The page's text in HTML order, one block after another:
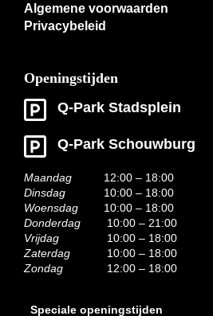
Algemene voorwaarden
Privacybeleid
Openingstijden
Q-Park Stadsplein
Q-Park Schouwburg
Maandag
12:00 – 18:00
Dinsdag
10:00 – 18:00
Woensdag
10:00 – 18:00
Donderdag
10:00 – 21:00
Vrijdag
10:00 – 18:00
Zaterdag
10:00 – 18:00
Zondag
12:00 – 18:00
Speciale openingstijden